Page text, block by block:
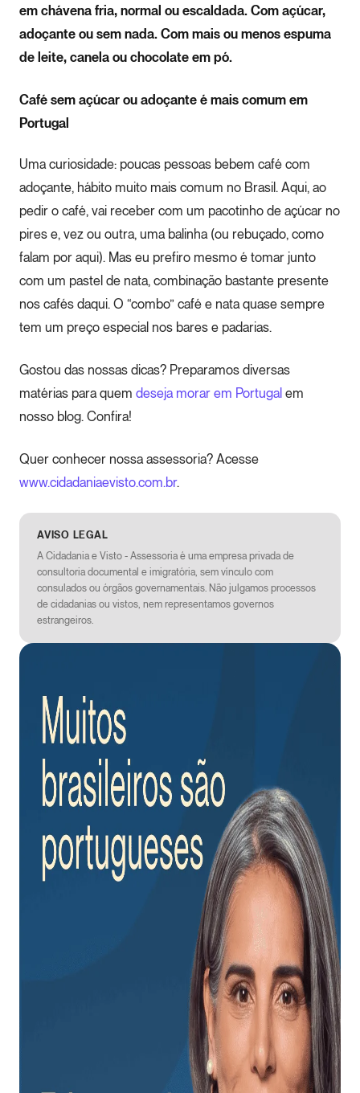
em chávena fria, normal ou escaldada. Com açúcar,
adoçante ou sem nada. Com mais ou menos espuma
de leite, canela ou chocolate em pó.
Café sem açúcar ou adoçante é mais comum em
Portugal
Uma curiosidade: poucas pessoas bebem café com
adoçante, hábito muito mais comum no Brasil. Aqui, ao
pedir o café, vai receber com um pacotinho de açúcar no
pires e, vez ou outra, uma balinha (ou rebuçado, como
falam por aqui). Mas eu prefiro mesmo é tomar junto
com um pastel de nata, combinação bastante presente
nos cafés daqui. O “combo” café e nata quase sempre
tem um preço especial nos bares e padarias.
Gostou das nossas dicas? Preparamos diversas
matérias para quem deseja morar em Portugal em
nosso blog. Confira!
Quer conhecer nossa assessoria? Acesse
www.cidadaniaevisto.com.br.
AVISO LEGAL
A Cidadania e Visto - Assessoria é uma empresa privada de
consultoria documental e imigratória, sem vínculo com
consulados ou órgãos governamentais. Não julgamos processos
de cidadanias ou vistos, nem representamos governos
estrangeiros.